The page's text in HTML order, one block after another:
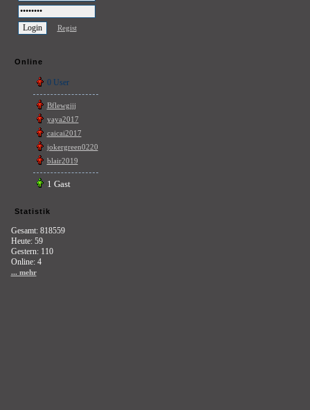
Regist
Online
0 User
Bflewgjjj
yaya2017
caicai2017
jokergreen0220
blair2019
1 Gast
Statistik
Gesamt: 818559
Heute: 59
Gestern: 110
Online: 4
... mehr